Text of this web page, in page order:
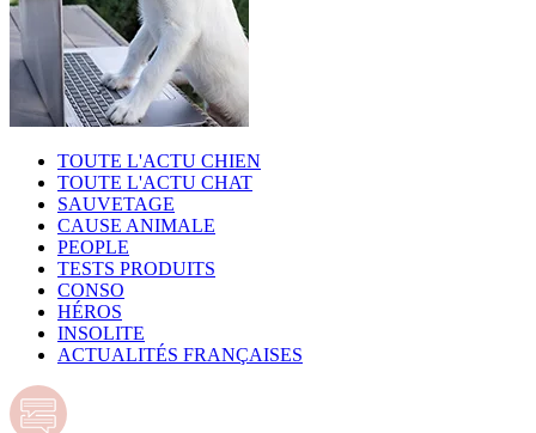
TOUTE L'ACTU CHIEN
TOUTE L'ACTU CHAT
SAUVETAGE
CAUSE ANIMALE
PEOPLE
TESTS PRODUITS
CONSO
HÉROS
INSOLITE
ACTUALITÉS FRANÇAISES